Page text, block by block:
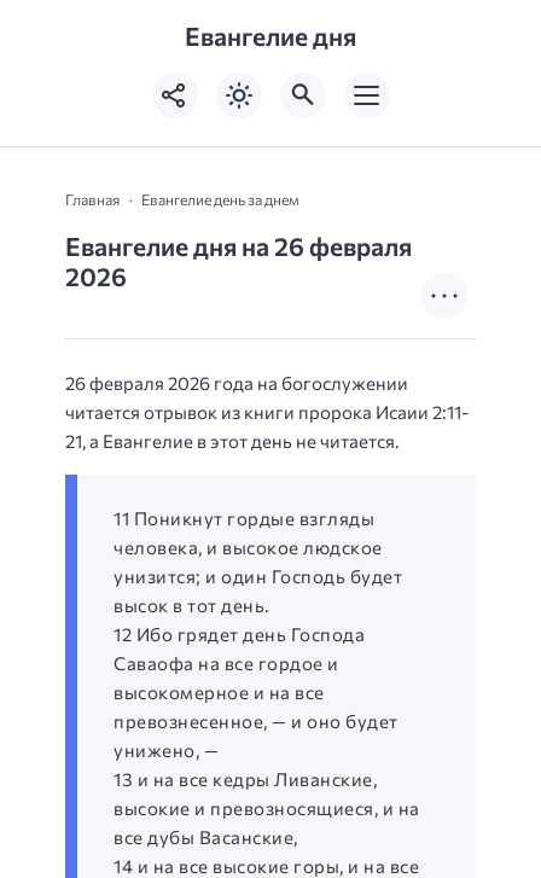
Евангелие дня
Главная Евангелие день за днем
Евангелие дня на 26 февраля
2026
26 февраля 2026 года на богослужении
читается отрывок из книги пророка Исаии 2:11-
21, а Евангелие в этот день не читается.
11 Поникнут гордые взгляды
человека, и высокое людское
унизится; и один Господь будет
высок в тот день.
12 Ибо грядет день Господа
Саваофа на все гордое и
высокомерное и на все
превознесенное, — и оно будет
унижено, —
13 и на все кедры Ливанские,
высокие и превозносящиеся, и на
все дубы Васанские,
14 и на все высокие горы, и на все